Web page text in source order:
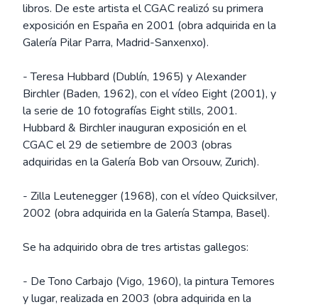
libros. De este artista el CGAC realizó su primera
exposición en España en 2001 (obra adquirida en la
Galería Pilar Parra, Madrid-Sanxenxo).
- Teresa Hubbard (Dublín, 1965) y Alexander
Birchler (Baden, 1962), con el vídeo Eight (2001), y
la serie de 10 fotografías Eight stills, 2001.
Hubbard & Birchler inauguran exposición en el
CGAC el 29 de setiembre de 2003 (obras
adquiridas en la Galería Bob van Orsouw, Zurich).
- Zilla Leutenegger (1968), con el vídeo Quicksilver,
2002 (obra adquirida en la Galería Stampa, Basel).
Se ha adquirido obra de tres artistas gallegos:
- De Tono Carbajo (Vigo, 1960), la pintura Temores
y lugar, realizada en 2003 (obra adquirida en la